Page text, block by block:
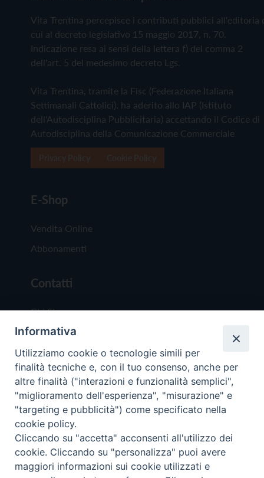
Vita Trentina percepisce i contributi pubblici all'editoria
cui al decreto legislativo 15 maggio 2017, n. 70.
Indicazione resa ai sensi della lettera f) del comma 2
dell'art. 5 del medesimo decreto Lgs.
Vita Trentina, tramite la Fisc (Federazione Italiana
Settimanali Cattolici), ha aderito allo IAP (Istituto
dell'Autodisciplina Pubblicitaria) accettando il Codice di
Autodisciplina della Comunicazione Commerciale
E-Shop
Vendita Online
Abbonamenti
Contatti
Chi Siamo
Redazione
Scrivici
Copyright © 2019 - Tutti i diritti riservati - Vita
Trentina Editrice
Privacy Policy
Informativa
Utilizziamo cookie o tecnologie simili per
finalità tecniche e, con il tuo consenso, anche per
altre finalità ("interazioni e funzionalità semplici",
"miglioramento dell'esperienza", "misurazione" e
"targeting e pubblicità") come specificato nella
cookie policy.
Cliccando su "accetta" acconsenti all'utilizzo dei
cookie. Cliccando su "personalizza" puoi avere
maggiori informazioni sui cookie utilizzati e